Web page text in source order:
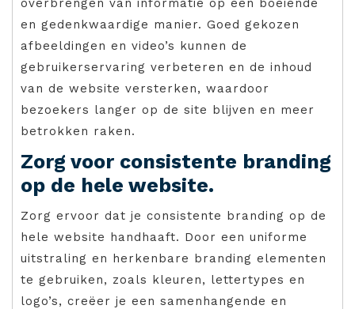
overbrengen van informatie op een boeiende
en gedenkwaardige manier. Goed gekozen
afbeeldingen en video’s kunnen de
gebruikerservaring verbeteren en de inhoud
van de website versterken, waardoor
bezoekers langer op de site blijven en meer
betrokken raken.
Zorg voor consistente branding
op de hele website.
Zorg ervoor dat je consistente branding op de
hele website handhaaft. Door een uniforme
uitstraling en herkenbare branding elementen
te gebruiken, zoals kleuren, lettertypes en
logo’s, creëer je een samenhangende en